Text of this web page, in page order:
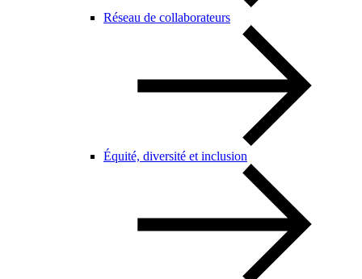
Réseau de collaborateurs
Équité, diversité et inclusion